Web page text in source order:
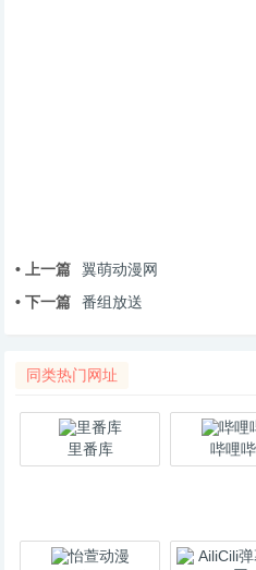
• 上一篇
翼萌动漫网
• 下一篇
番组放送
同类热门网址
里番库 哔哩